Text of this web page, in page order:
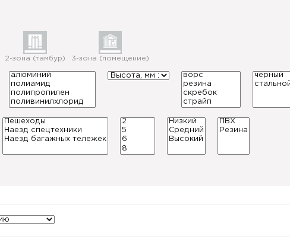
2-зона (тамбур) 3-зона (помещение)